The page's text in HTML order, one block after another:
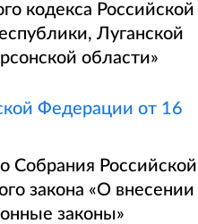
кодекса Российской
Луганской
области»
Федерации от 16
Собрания Российской
закона «О внесении
законы»